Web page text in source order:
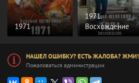
1971
1971.
Восхождение
НАШЕЛ ОШИБКУ? ЕСТЬ ЖАЛОБА? ЖМИ!
Пожаловаться администрации